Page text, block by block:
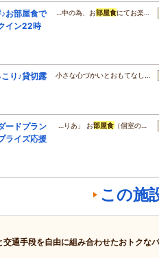
お部屋食で
イン22時
…中の為、お部屋食にてお楽…
り♪貸切露
小さな心づかいとおもてなし…
ードプラン
ライズ応援
…りあ」 お部屋食 （個室の…
この施
交通手段を自由に組み合わせたおトクな